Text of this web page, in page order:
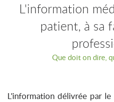
L'information
patient, à sa
Que doit on dire,
L'information délivrée par